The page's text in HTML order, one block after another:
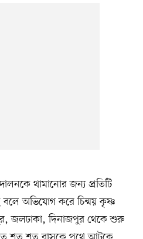
থামানোর জন্য প্রতিটি
বলে অভিযোগ করে চিন্ময় কৃষ্ণ
জলঢাকা, দিনাজপুর থেকে শুরু